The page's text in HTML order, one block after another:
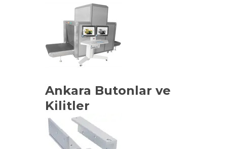
Ankara Butonlar ve
Kilitler